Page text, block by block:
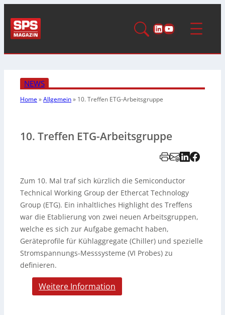
LinkedIn
YouTube
NEWS
Home»Allgemein» 10. Treffen ETG-Arbeitsgruppe
10. Treffen ETG-Arbeitsgruppe
Zum 10. Mal traf sich kürzlich die Semiconductor
Technical Working Group der Ethercat Technology
Group (ETG). Ein inhaltliches Highlight des Treffens
war die Etablierung von zwei neuen Arbeitsgruppen,
welche es sich zur Aufgabe gemacht haben,
Geräteprofile für Kühlaggregate (Chiller) und spezielle
Stromspannungs-Messsysteme (VI Probes) zu
definieren.
Weitere Information